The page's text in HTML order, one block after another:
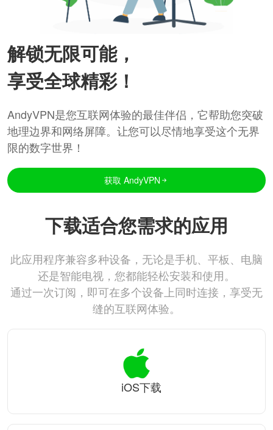
解锁无限可能，
享受全球精彩！
AndyVPN是您互联网体验的最佳伴侣，它帮助您突破
地理边界和网络屏障。让您可以尽情地享受这个无界
限的数字世界！
获取 AndyVPN
下载适合您需求的应用
此应用程序兼容多种设备，无论是手机、平板、电脑
还是智能电视，您都能轻松安装和使用。
通过一次订阅，即可在多个设备上同时连接，享受无
缝的互联网体验。
iOS下载